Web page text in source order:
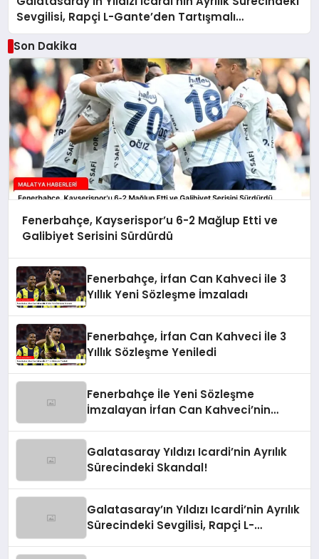
Sevgilisi, Rapçi L-Gante’den Tartışmalı
Açıklamalar
Son Dakika
Fenerbahçe, Kayserispor’u 6-2 Mağlup Etti ve
Galibiyet Serisini Sürdürdü
Fenerbahçe, İrfan Can Kahveci ile 3
Yıllık Yeni Sözleşme İmzaladı
Fenerbahçe, İrfan Can Kahveci İle 3
Yıllık Sözleşme Yeniledi
Fenerbahçe İle Yeni Sözleşme
İmzalayan İrfan Can Kahveci’nin
Galatasaray Yıldızı Icardi’nin Ayrılık
Sürecindeki Skandal!
Galatasaray’ın Yıldızı Icardi’nin Ayrılık
Sürecindeki Sevgilisi, Rapçi L-